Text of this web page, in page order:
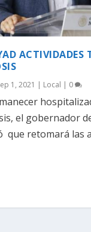
ACTIVIDADES
1, 2021 | Local | 0
el gobernador
que retomará las